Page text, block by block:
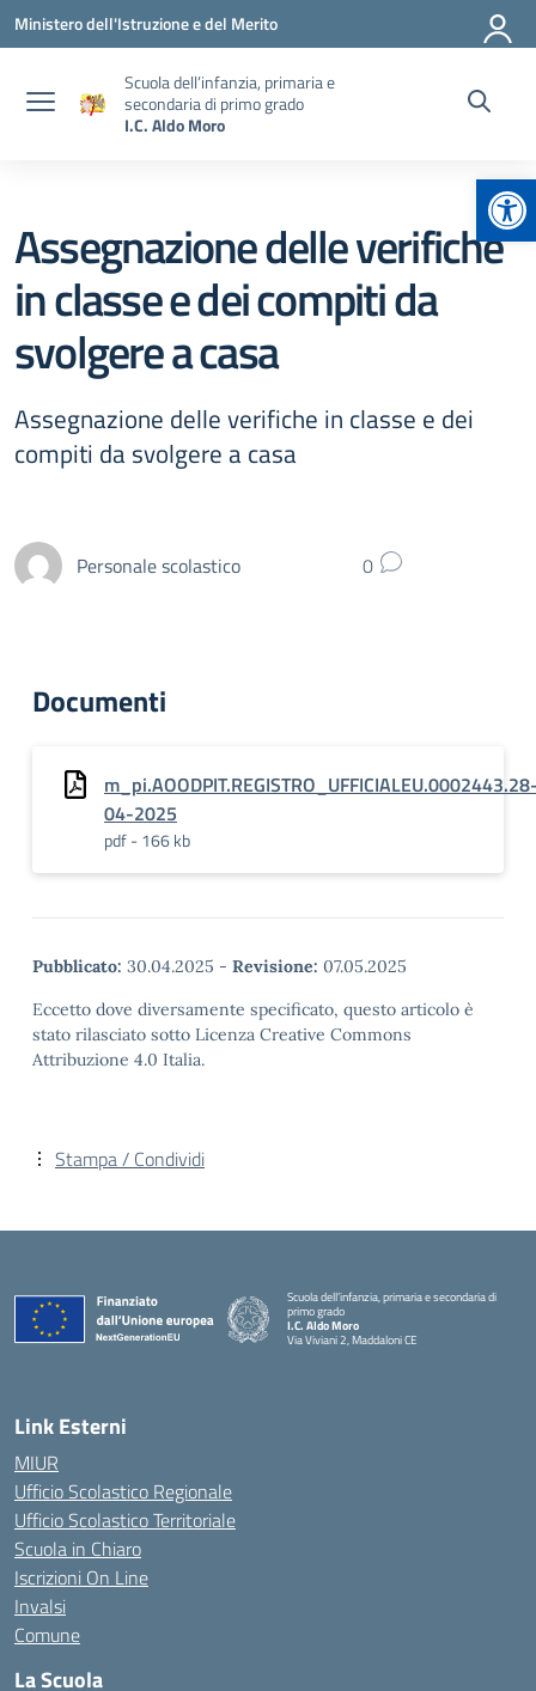
Vai ai contenuti
Vai al menu di navigazione
Vai al footer
Ministero dell'Istruzione e del Merito
Scuola dell’infanzia, primaria e
secondaria di primo grado
I.C. Aldo Moro
Assegnazione delle verifiche
in classe e dei compiti da
svolgere a casa
Assegnazione delle verifiche in classe e dei
compiti da svolgere a casa
Personale scolastico 0
Documenti
04-2025
pdf - 166 kb
Pubblicato: 30.04.2025 - Revisione: 07.05.2025
Eccetto dove diversamente specificato, questo articolo è
stato rilasciato sotto Licenza Creative Commons
Attribuzione 4.0 Italia.
Stampa / Condividi
Scuola dell’infanzia, primaria e secondaria di
primo grado
I.C. Aldo Moro
Via Viviani 2, Maddaloni CE
Link Esterni
MIUR
Ufficio Scolastico Regionale
Ufficio Scolastico Territoriale
Scuola in Chiaro
Iscrizioni On Line
Invalsi
Comune
La Scuola